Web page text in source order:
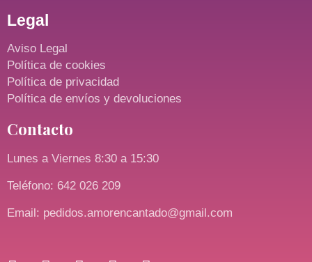
Legal
Aviso Legal
Política de cookies
Política de privacidad
Política de envíos y devoluciones
Contacto
Lunes a Viernes 8:30 a 15:30
Teléfono: 642 026 209
Email: pedidos.amorencantado@gmail.com